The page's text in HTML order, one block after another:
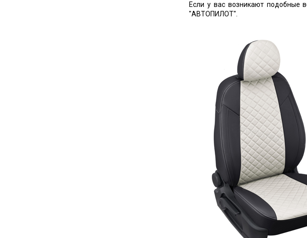
Если у вас возникают подобные
"АВТОПИЛОТ".